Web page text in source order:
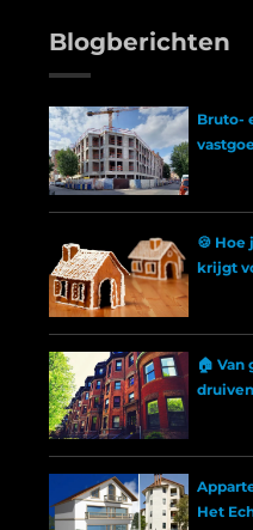
Blogberichten
Bruto-
🍪
krijgt
🏠
Het